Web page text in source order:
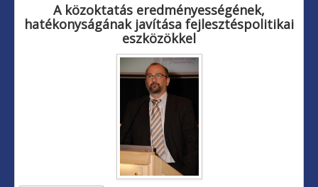
A közoktatás eredményességének,
hatékonyságának javítása fejlesztéspolitikai
eszközökkel